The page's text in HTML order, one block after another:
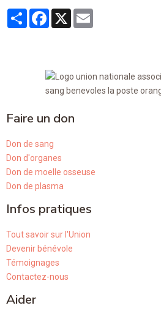
PartagerFacebook
X
Faire un don
Don de sang
Don d'organes
Don de moelle osseuse
Don de plasma
Infos pratiques
Tout savoir sur l'Union
Devenir bénévole
Témoignages
Contactez-nous
Aider